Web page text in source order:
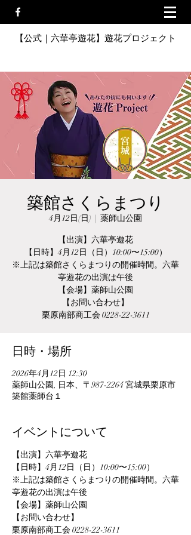
【公式｜六華亭遊花】遊花プロジェクト
築館さくらまつり
4月12日(日)
  |
薬師山公園
【出演】六華亭遊花
【日時】4月12日（日）10:00〜15:00）
※上記は築館さくらまつりの開催時間。六華
亭遊花の出演は午後
【会場】薬師山公園
【お問い合わせ】
栗原南部商工会 0228-22-3611
日時・場所
2026年4月12日 12:30
薬師山公園, 日本、〒987-2264 宮城県栗原市
築館薬師台１
イベントについて
【出演】六華亭遊花
【日時】4月12日（日）10:00〜15:00）
※上記は築館さくらまつりの開催時間。六華
亭遊花の出演は午後
【会場】薬師山公園
【お問い合わせ】
栗原南部商工会 0228-22-3611